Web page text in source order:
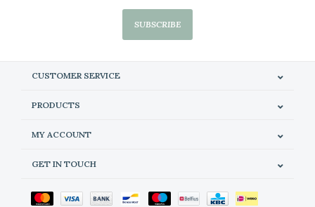
SUBSCRIBE
CUSTOMER SERVICE
PRODUCTS
MY ACCOUNT
GET IN TOUCH